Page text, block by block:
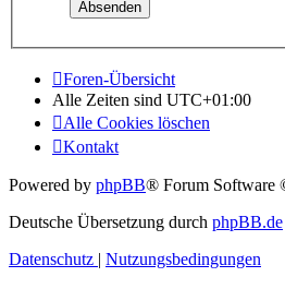
Foren-Übersicht
Alle Zeiten sind UTC+01:00
Alle Cookies löschen
Kontakt
Powered by phpBB® Forum Software
Deutsche Übersetzung durch phpBB.de
Datenschutz | Nutzungsbedingungen